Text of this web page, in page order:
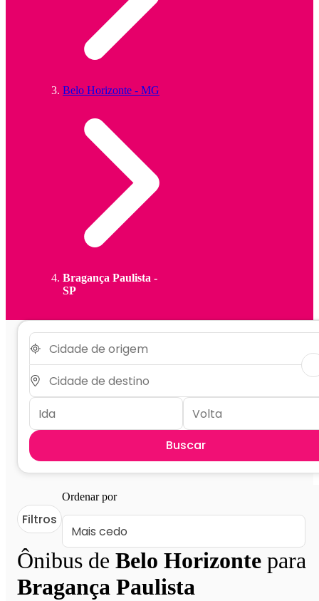
Belo Horizonte - MG
Bragança Paulista -
SP
Buscar
Ônibus de Belo Horizonte para
Bragança Paulista
Filtros
Ordenar por